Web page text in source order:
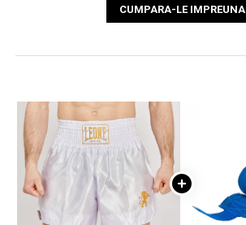
CUMPARA-LE IMPREUNA